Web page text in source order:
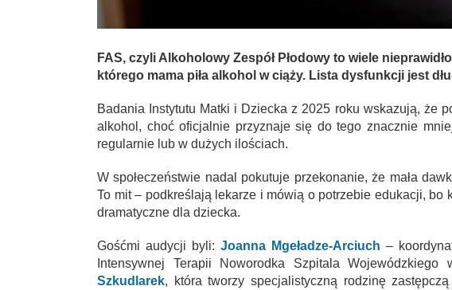
FAS, czyli Alkoholowy Zespół Płodowy to wiele
którego mama piła alkohol w ciąży. Lista dysfunkcji jest
Badania Instytutu Matki i Dziecka z 2025 roku wskazują, że
alkohol, choć oficjalnie przyznaje się do tego znacznie
regularnie lub w dużych ilościach.
W społeczeństwie nadal pokutuje przekonanie, że mała
To mit – podkreślają lekarze i mówią o potrzebie edukacji, bo
dramatyczne dla dziecka.
Gośćmi audycji byli: Joanna Mgeładze-Arciuch –
Intensywnej Terapii Noworodka Szpitala Wojewódzkiego
Szkudlarek, która tworzy specjalistyczną rodzinę